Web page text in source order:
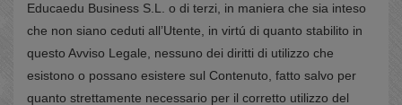
Educaedu Business S.L. o di terzi, in maniera che sia inteso
che non siano ceduti all’Utente, in virtú di quanto stabilito in
questo Avviso Legale, nessuno dei diritti di utilizzo che
esistono o possano esistere sul Contenuto, fatto salvo per
quanto strettamente necessario per il corretto utilizzo del